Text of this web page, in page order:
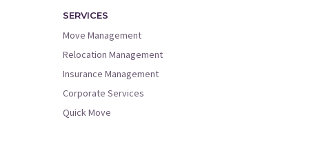
SERVICES
Move Management
Relocation Management
Insurance Management
Corporate Services
Quick Move